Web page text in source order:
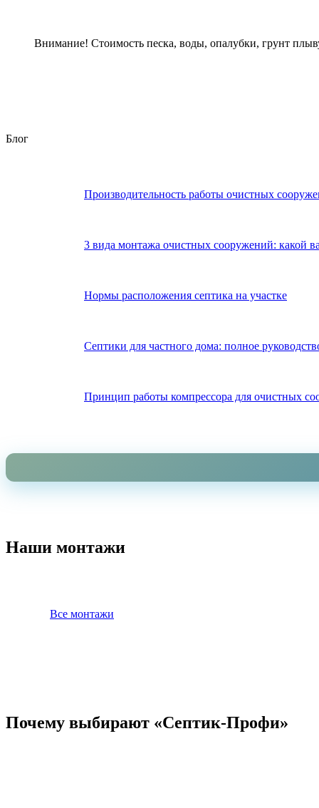
Внимание! Стоимость песка, воды, опалубки, грунт
Блог
Производительность работы очистных
3 вида монтажа очистных сооружений: какой
Нормы расположения септика на участке
Септики для частного дома: полное
Принцип работы компрессора для очистных
Наши монтажи
Все монтажи
Почему выбирают «Септик-Профи»